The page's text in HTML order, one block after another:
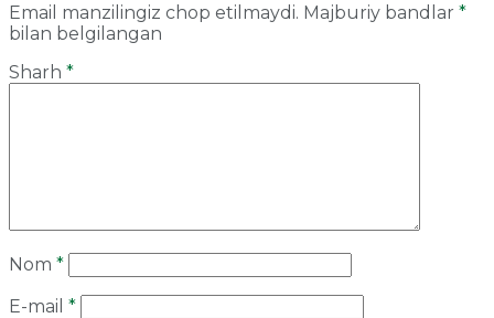
Email manzilingiz chop etilmaydi. Majburiy bandlar *
bilan belgilangan
Sharh *
Nom *
E-mail *